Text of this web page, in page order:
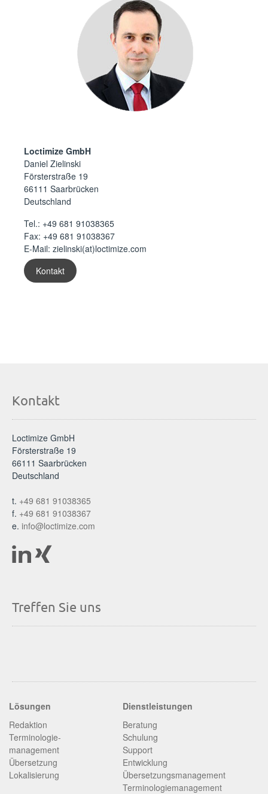
Loctimize GmbH
Daniel Zielinski
Försterstraße 19
66111 Saarbrücken
Deutschland
Tel.: +49 681 91038365
Fax: +49 681 91038367
E-Mail: zielinski(at)loctimize.com
Kontakt
Kontakt
Loctimize GmbH
Försterstraße 19
66111 Saarbrücken
Deutschland
t. +49 681 91038365
f. +49 681 91038367
e. info@loctimize.com
Treffen Sie uns
Lösungen
Redaktion
Terminologie­
management
Übersetzung
Lokalisierung
Dienstleistungen
Beratung
Schulung
Support
Entwicklung
Übersetzungsmanagement
Terminologiemanagement